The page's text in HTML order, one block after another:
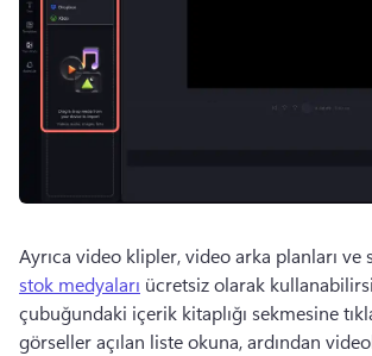
Ayrıca video klipler, video arka planları
stok medyaları ücretsiz olarak
çubuğundaki içerik kitaplığı sekmesine